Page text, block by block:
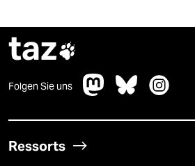
taz
Folgen Sie uns
Ressorts